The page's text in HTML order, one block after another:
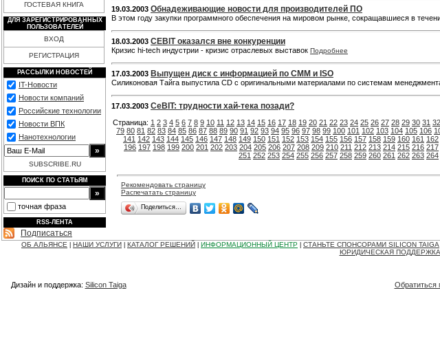
ГОСТЕВАЯ КНИГА
ДЛЯ ЗАРЕГИСТРИРОВАННЫХ
ПОЛЬЗОВАТЕЛЕЙ
ВХОД
РЕГИСТРАЦИЯ
РАССЫЛКИ НОВОСТЕЙ
IT-Новости
Новости компаний
Российские технологии
Новости ВПК
Нанотехнологии
SUBSCRIBE.RU
ПОИСК ПО СТАТЬЯМ
точная фраза
RSS-ЛЕНТА
Подписаться
19.03.2003 Обнадеживающие новости для производителей ПО
В этом году закупки программного обеспечения на мировом рынке, сокращавшиеся в
18.03.2003 CEBIT оказался вне конкуренции
Кризис hi-tech индустрии - кризис отраслевых выставок Подробнее
17.03.2003 Выпущен диск с информацией по CMM и ISO
Силиконовая Тайга выпустила CD с оригинальными материалами по системам
17.03.2003 CeBIT: трудности хай-тека позади?
Страница: 1 2 3 4 5 6 7 8 9 10 11 12 13 14 15 16 17 18 19 20 21 22 23 24 25 26 27 28 29 30 31 32
79 80 81 82 83 84 85 86 87 88 89 90 91 92 93 94 95 96 97 98 99 100 101 102 103 104 105 106
141 142 143 144 145 146 147 148 149 150 151 152 153 154 155 156 157 158 159 160 161 162
196 197 198 199 200 201 202 203 204 205 206 207 208 209 210 211 212 213 214 215 216 217
251 252 253 254 255 256 257 258 259 260 261 262 263 264
Рекомендовать страницу
Распечатать страницу
Поделиться…
ОБ АЛЬЯНСЕ НАШИ УСЛУГИ КАТАЛОГ РЕШЕНИЙ ИНФОРМАЦИОННЫЙ ЦЕНТР СТАНЬТЕ СПОНСОРАМИ SILICON TAIGA
ЮРИДИЧЕСКАЯ ПОДДЕРЖКА
Дизайн и поддержка: Silicon Taiga Обратиться